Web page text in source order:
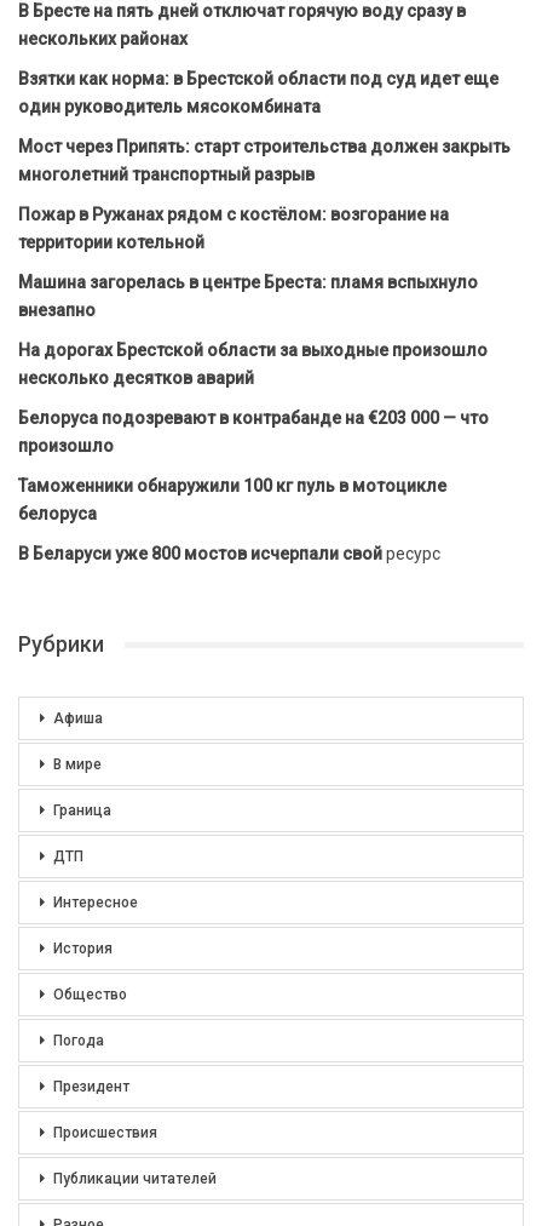
В Бресте на пять дней отключат горячую воду сразу в
нескольких районах
Взятки как норма: в Брестской области под суд идет еще
один руководитель мясокомбината
Мост через Припять: старт строительства должен закрыть
многолетний транспортный разрыв
Пожар в Ружанах рядом с костёлом: возгорание на
территории котельной
Машина загорелась в центре Бреста: пламя вспыхнуло
внезапно
На дорогах Брестской области за выходные произошло
несколько десятков аварий
Белоруса подозревают в контрабанде на €203 000 — что
произошло
Таможенники обнаружили 100 кг пуль в мотоцикле
белоруса
В Беларуси уже 800 мостов исчерпали свойресурс
Рубрики
Афиша
В мире
Граница
ДТП
Интересное
История
Общество
Погода
Президент
Происшествия
Публикации читателей